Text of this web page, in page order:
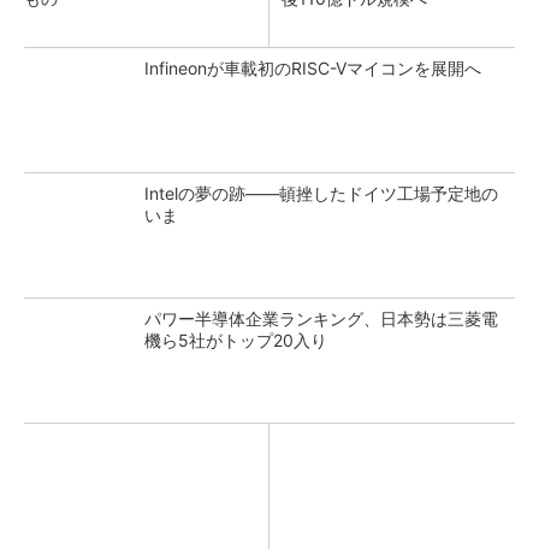
Infineonが車載初のRISC-Vマイコンを展開へ
Intelの夢の跡――頓挫したドイツ工場予定地の
いま
パワー半導体企業ランキング、日本勢は三菱電
機ら5社がトップ20入り